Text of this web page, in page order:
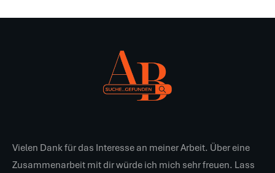
Vielen Dank für das Interesse an meiner Arbeit. Über eine
Zusammenarbeit mit dir würde ich mich sehr freuen. Lass